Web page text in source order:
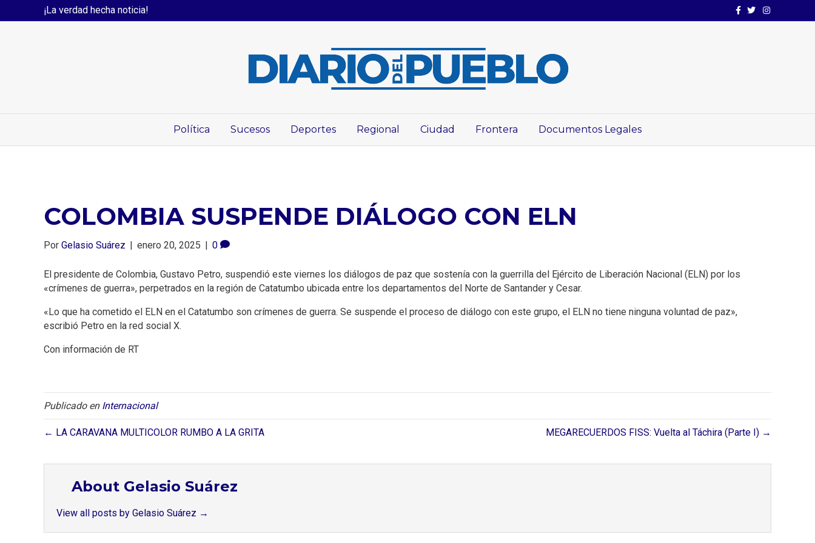
¡La verdad hecha noticia! Facebook
TwitterInstagram
Política Sucesos Deportes Regional Ciudad Frontera Documentos Legales
COLOMBIA SUSPENDE DIÁLOGO CON ELN
Por Gelasio Suárez | enero 20, 2025 | 0
El presidente de Colombia, Gustavo Petro, suspendió este viernes los diálogos de paz que sostenía con la guerrilla del Ejército de Liberación Nacional (ELN) por los
«crímenes de guerra», perpetrados en la región de Catatumbo ubicada entre los departamentos del Norte de Santander y Cesar.
«Lo que ha cometido el ELN en el Catatumbo son crímenes de guerra. Se suspende el proceso de diálogo con este grupo, el ELN no tiene ninguna voluntad de paz»,
escribió Petro en la red social X.
Con información de RT
Publicado en Internacional
← LA CARAVANA MULTICOLOR RUMBO A LA GRITA MEGARECUERDOS FISS: Vuelta al Táchira (Parte I) →
About Gelasio Suárez
View all posts by Gelasio Suárez →